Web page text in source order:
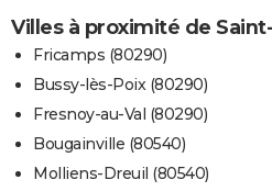
Villes à proximité de
Fricamps (80290)
Bussy-lès-Poix (80290)
Fresnoy-au-Val (80290)
Bougainville (80540)
Molliens-Dreuil (80540)